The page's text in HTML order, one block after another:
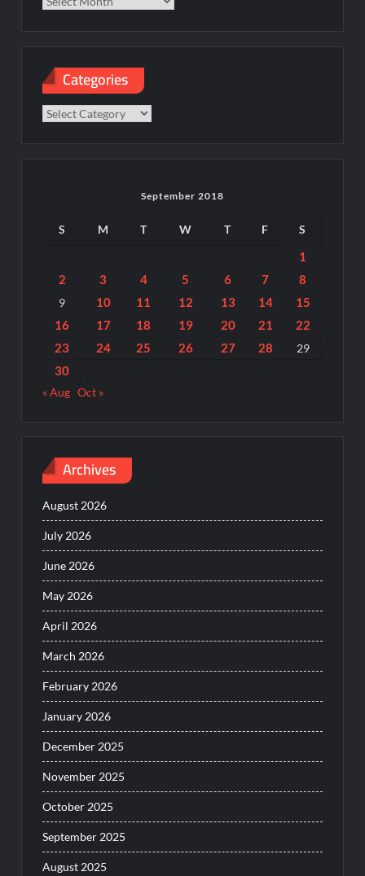
Categories
Categories
September 2018
S M T W T F S
1
2
3 4 5 6 7 8
9 10 11 12 13 14
15
16
17 18 19 20 21
22
23
24 25 26 27 28 29
30
« Aug Oct »
Archives
August 2026
July 2026
June 2026
May 2026
April 2026
March 2026
February 2026
January 2026
December 2025
November 2025
October 2025
September 2025
August 2025